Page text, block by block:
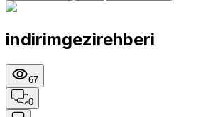
indirimgezirehberi
67
0